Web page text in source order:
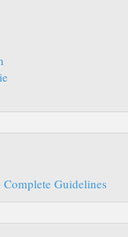
Guidelines